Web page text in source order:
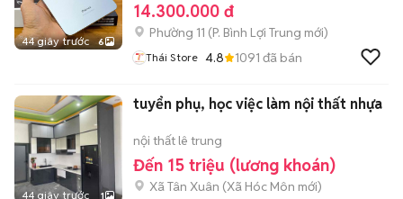
44 giây trước 6
14.300.000 đ
Phường 11 (P. Bình Lợi Trung mới)
Thái Store 4.8 1091 đã bán
44 giây trước 1
tuyển phụ, học việc làm nội thất nhựa
nội thất lê trung
Đến 15 triệu (lương khoán)
Xã Tân Xuân (Xã Hóc Môn mới)